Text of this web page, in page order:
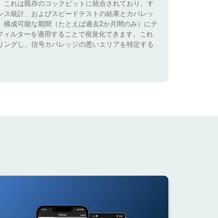
れは既存のコックピットに統合されており、す
統計、およびスピードテストの結果とカバレッ
成可能な期間（たとえば過去2か月間のみ）にテ
ィルターを適用することで視覚化できます。これ
グし、信号カバレッジの悪いエリアを特定する